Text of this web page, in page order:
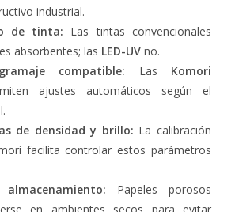
industrial.
de tinta: Las tintas convencionales
absorbentes; las LED-UV no.
compatible: Las Komori
ajustes automáticos según el
de densidad y brillo: La calibración
facilita controlar estos parámetros
Papeles porosos
en ambientes secos para evitar